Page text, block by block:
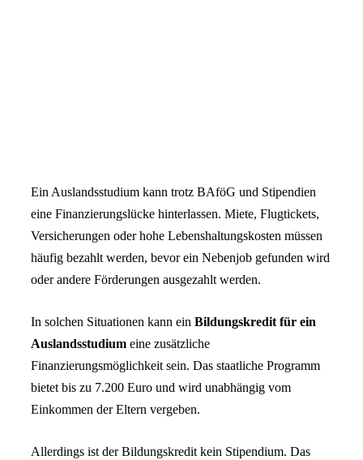
Ein Auslandsstudium kann trotz BAföG und Stipendien
eine Finanzierungslücke hinterlassen. Miete, Flugtickets,
Versicherungen oder hohe Lebenshaltungskosten müssen
häufig bezahlt werden, bevor ein Nebenjob gefunden wird
oder andere Förderungen ausgezahlt werden.
In solchen Situationen kann ein Bildungskredit für ein
Auslandsstudium eine zusätzliche
Finanzierungsmöglichkeit sein. Das staatliche Programm
bietet bis zu 7.200 Euro und wird unabhängig vom
Einkommen der Eltern vergeben.
Allerdings ist der Bildungskredit kein Stipendium. Das